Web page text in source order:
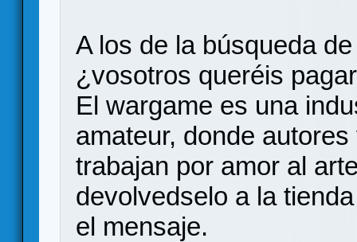
A los de la búsqueda
¿vosotros queréis
El wargame es una
amateur, donde
trabajan por amor al
devolvedselo a la
el mensaje.